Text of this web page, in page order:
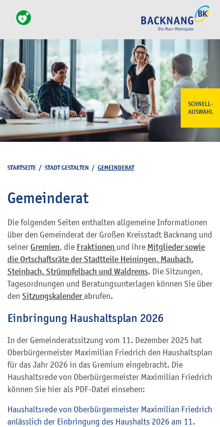
SCHNELL-
AUSWAHL
STARTSEITE / STADT GESTALTEN / GEMEINDERAT
Gemeinderat
Die folgenden Seiten enthalten allgemeine Informationen
über den Gemeinderat der Großen Kreisstadt Backnang und
seiner Gremien, die Fraktionen und ihre Mitglieder sowie
die Ortschaftsräte der Stadtteile Heiningen, Maubach,
Steinbach, Strümpfelbach und Waldrems. Die Sitzungen,
Tagesordnungen und Beratungsunterlagen können Sie über
den Sitzungskalenderabrufen.
Einbringung Haushaltsplan 2026
In der Gemeinderatssitzung vom 11. Dezember 2025 hat
Oberbürgermeister Maximilian Friedrich den Haushaltsplan
für das Jahr 2026 in das Gremium eingebracht. Die
Haushaltsrede von Oberbürgermeister Maximilian Friedrich
können Sie hier als PDF-Datei einsehen:
Haushaltsrede von Oberbürgermeister Maximilian Friedrich
anlässlich der Einbringung des Haushalts 2026 am 11.